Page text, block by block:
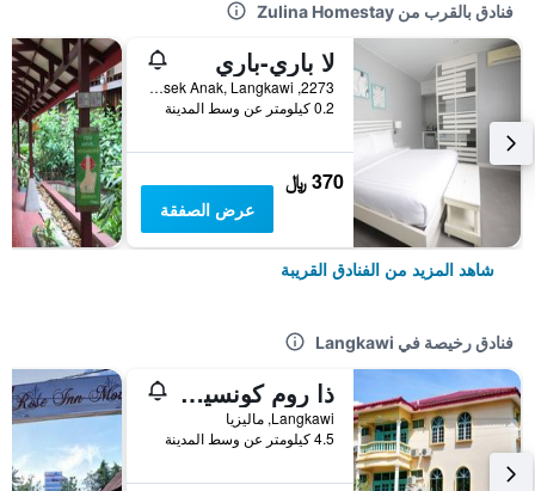
فنادق بالقرب من Zulina Homestay
لا باري-باري
2273, Jalan Teluk Baru, Kampung Tasek Anak, Langkawi, ماليزيا
0.2 كيلومتر عن وسط المدينة
370 ﷼
عرض الصفقة
شاهد المزيد من الفنادق القريبة
فنادق رخيصة في Langkawi
ذا روم كونسيبت هومستاي
Langkawi, ماليزيا
4.5 كيلومتر عن وسط المدينة